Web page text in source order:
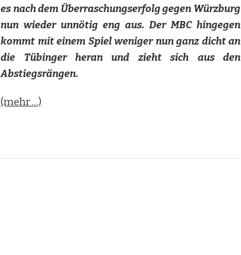
es nach dem Überraschungserfolg gegen Würzburg
nun wieder unnötig eng aus. Der MBC hingegen
kommt mit einem Spiel weniger nun ganz dicht an
die Tübinger heran und zieht sich aus den
Abstiegsrängen.
(mehr …)